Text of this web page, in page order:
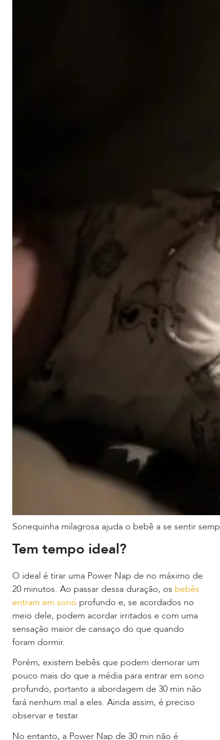
Sonequinha milagrosa ajuda o bebê a se sentir
Tem tempo ideal?
O ideal é tirar uma Power Nap de no máximo de
20 minutos. Ao passar dessa duração, os bebês
entram em sono profundo e, se acordados no
meio dele, podem acordar irritados e com uma
sensação maior de cansaço do que quando
foram dormir.
Porém, existem bebês que podem demorar um
pouco mais do que a média para entrar em sono
profundo, portanto a abordagem de 30 min não
fará nenhum mal a eles. Ainda assim, é preciso
observar e testar.
No entanto, a Power Nap de 30 min não é